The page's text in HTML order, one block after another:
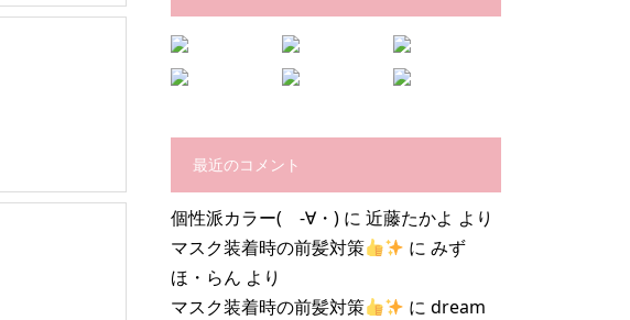
最近のコメント
個性派カラー( -∀・) に 近藤たかよ より
マスク装着時の前髪対策
にみず
ほ・らん より
マスク装着時の前髪対策
にdream